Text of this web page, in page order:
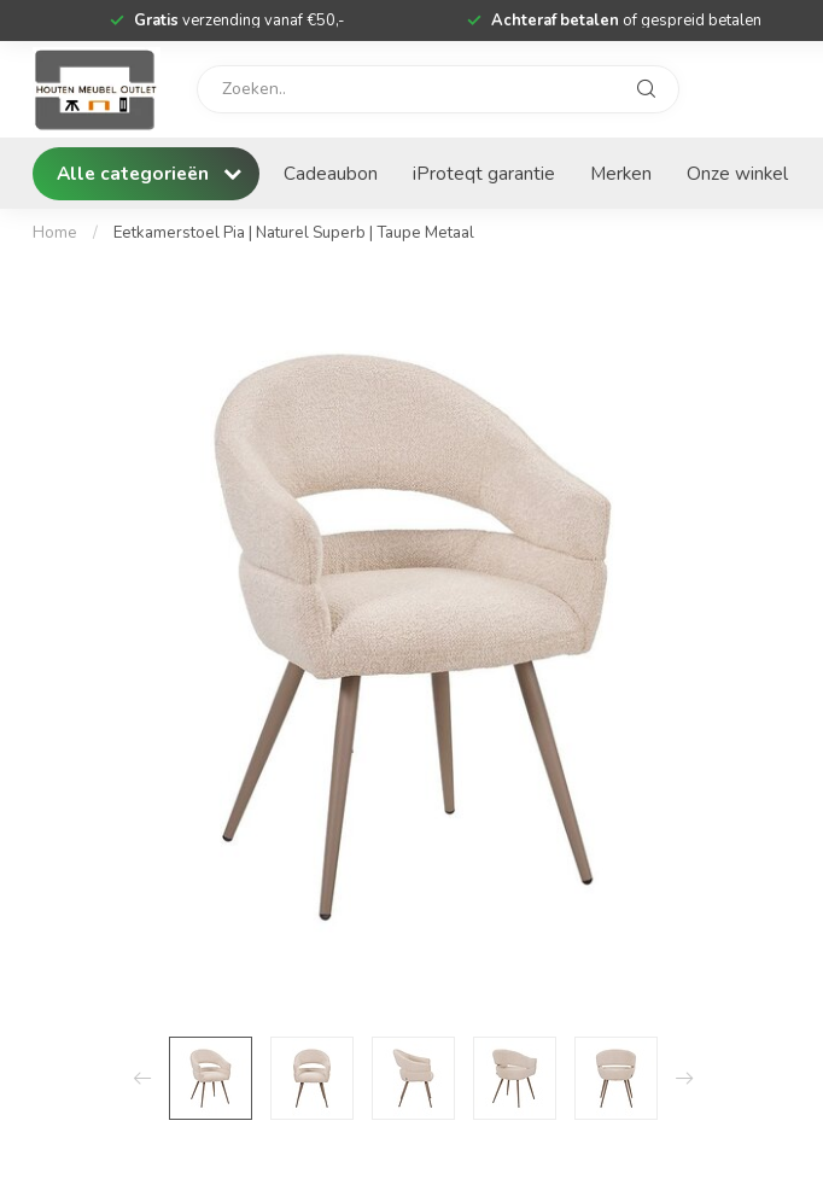
Gratis verzending vanaf €50,- Achteraf betalen of gespreid betalen
Alle categorieën Cadeaubon iProteqt garantie Merken Onze winkel
Home / Eetkamerstoel Pia | Naturel Superb | Taupe Metaal